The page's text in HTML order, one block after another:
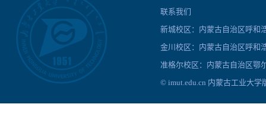
联系我们
新城校区：内蒙古自治区呼
金川校区：内蒙古自治区呼
准格尔校区：内蒙古自治区
© imut.edu.cn 内蒙古工业大